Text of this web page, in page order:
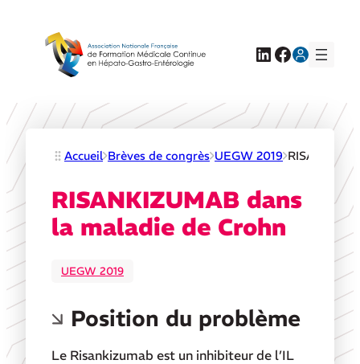
LinkedIn
Facebook
Accueil Brèves de congrès UEGW 2019
RISANKIZUMAB dans
la maladie de Crohn
UEGW 2019
Position du problème
Le Risankizumab est un inhibiteur de l’IL